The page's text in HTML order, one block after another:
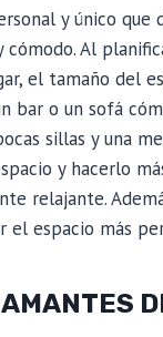
y único
Al
el tamaño del
bar o un sofá
sillas y una
y hacerlo
relajante.
espacio más